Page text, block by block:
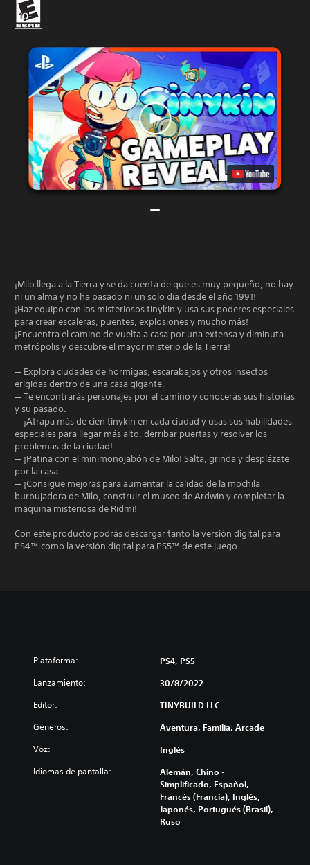
¡Milo llega a la Tierra y se da cuenta de que es muy pequeño, no hay
ni un alma y no ha pasado ni un solo día desde el año 1991!
¡Haz equipo con los misteriosos tinykin y usa sus poderes especiales
para crear escaleras, puentes, explosiones y mucho más!
¡Encuentra el camino de vuelta a casa por una extensa y diminuta
metrópolis y descubre el mayor misterio de la Tierra!
— Explora ciudades de hormigas, escarabajos y otros insectos
erigidas dentro de una casa gigante.
— Te encontrarás personajes por el camino y conocerás sus historias
y su pasado.
— ¡Atrapa más de cien tinykin en cada ciudad y usas sus habilidades
especiales para llegar más alto, derribar puertas y resolver los
problemas de la ciudad!
— ¡Patina con el minimonojabón de Milo! Salta, grinda y desplázate
por la casa.
— ¡Consigue mejoras para aumentar la calidad de la mochila
burbujadora de Milo, construir el museo de Ardwin y completar la
máquina misteriosa de Ridmi!
Con este producto podrás descargar tanto la versión digital para
PS4™ como la versión digital para PS5™ de este juego.
Plataforma: PS4, PS5
Lanzamiento: 30/8/2022
Editor: TINYBUILD LLC
Géneros: Aventura, Familia, Arcade
Voz: Inglés
Idiomas de pantalla:
Alemán, Chino -
Simplificado, Español,
Francés (Francia), Inglés,
Japonés, Portugués (Brasil),
Ruso